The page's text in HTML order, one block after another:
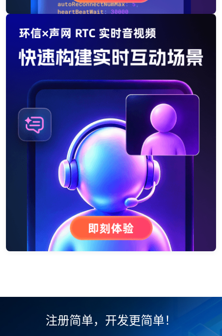
注册简单，开发更简单！